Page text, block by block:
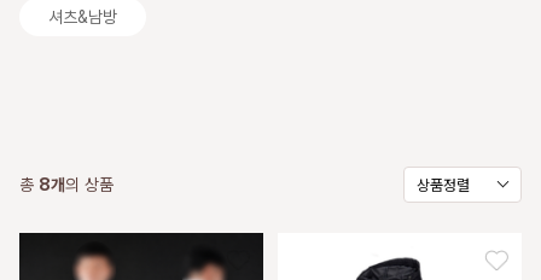
셔츠&남방
총 8개의 상품 상품정렬